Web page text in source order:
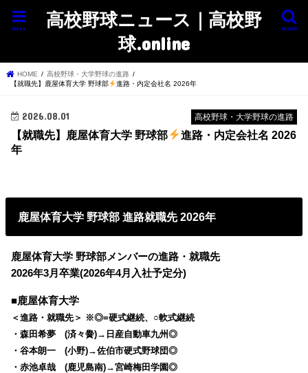
高校野球ニュース｜高校野
球.online
search
menu
HOME
高校野球・大学野球の進路
【就職先】鹿屋体育大学 野球部
進路・内定会社名 2026年
高校野球・大学野球の進路
2026.08.01
【就職先】鹿屋体育大学 野球部
進路・内定会社名 2026
年
鹿屋体育大学 野球部 進路就職先 2026年
鹿屋体育大学 野球部メンバーの進路・就職先
2026年3月卒業(2026年4月入社予定分)
■鹿屋体育大学
＜進路・就職先＞ ※◎=硬式継続、○軟式継続
・森田希夢 (済々黌)→日産自動車九州◎
・谷本朗一 (小野)→佐伯市硬式野球団◎
・赤池卓哉 (鹿児島南)→宮崎梅田学園◎